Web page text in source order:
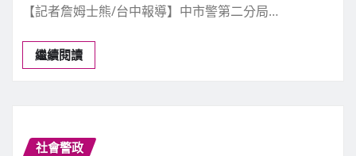
【記者詹姆士熊/台中報導】中市警第二分局…
繼續閱讀
社會警政